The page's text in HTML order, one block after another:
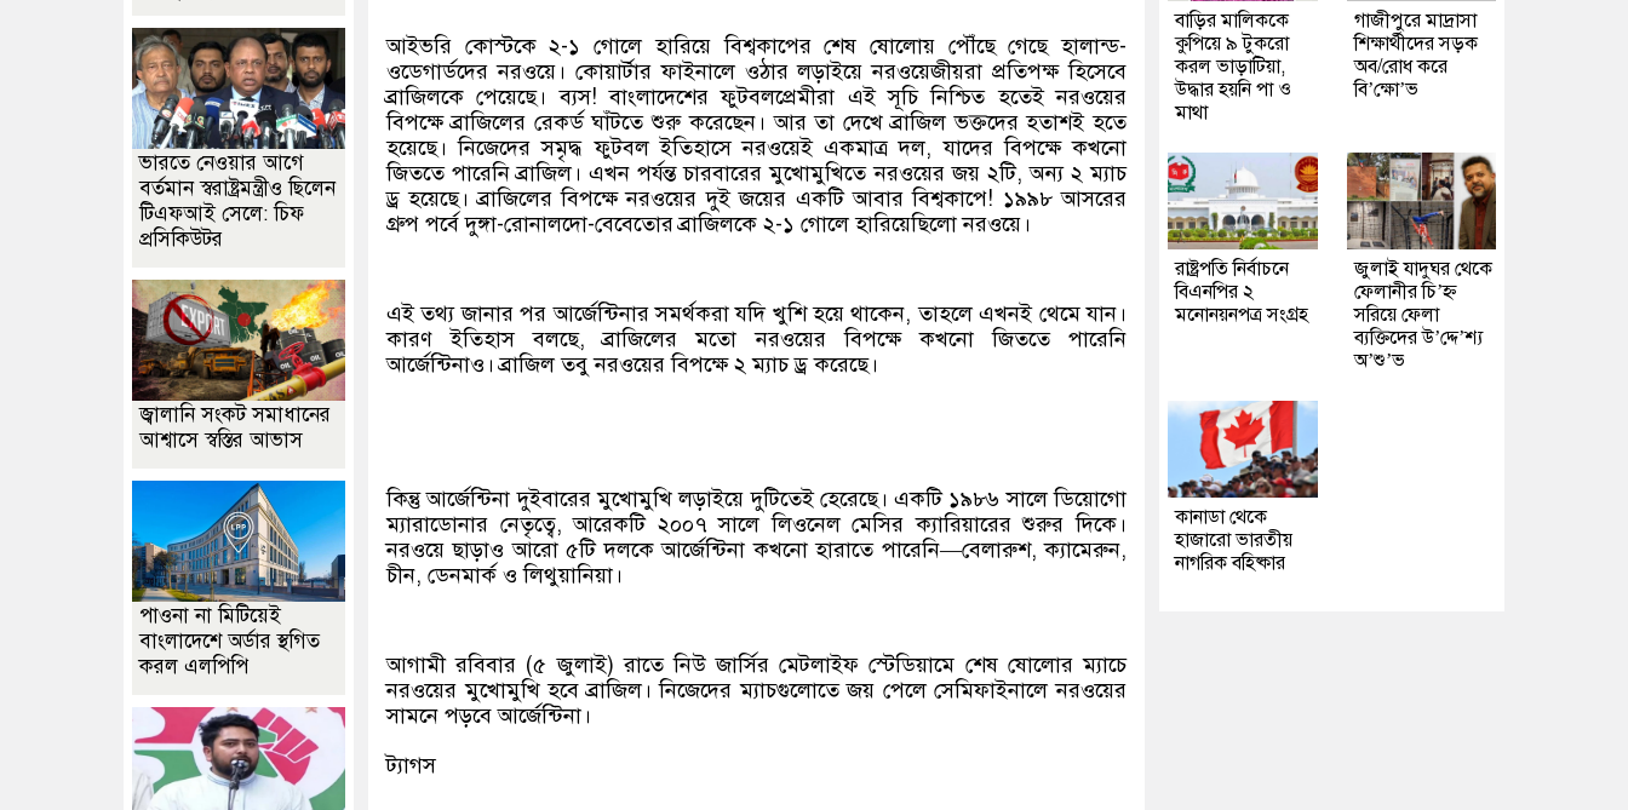
আইভরি কোস্টকে ২-১ গোলে হারিয়ে বিশ্বকাপের শেষ ষোলোয় পৌঁছে গেছে হালান্ড-
ওডেগার্ডদের নরওয়ে। কোয়ার্টার ফাইনালে ওঠার লড়াইয়ে নরওয়েজীয়রা প্রতিপক্ষ হিসেবে
ব্রাজিলকে পেয়েছে। ব্যস! বাংলাদেশের ফুটবলপ্রেমীরা এই সূচি নিশ্চিত হতেই নরওয়ের
বিপক্ষে ব্রাজিলের রেকর্ড ঘাঁটতে শুরু করেছেন। আর তা দেখে ব্রাজিল ভক্তদের হতাশই হতে
হয়েছে। নিজেদের সমৃদ্ধ ফুটবল ইতিহাসে নরওয়েই একমাত্র দল, যাদের বিপক্ষে কখনো
জিততে পারেনি ব্রাজিল। এখন পর্যন্ত চারবারের মুখোমুখিতে নরওয়ের জয় ২টি, অন্য ২ ম্যাচ
ড্র হয়েছে। ব্রাজিলের বিপক্ষে নরওয়ের দুই জয়ের একটি আবার বিশ্বকাপে! ১৯৯৮ আসরের
গ্রুপ পর্বে দুঙ্গা-রোনালদো-বেবেতোর ব্রাজিলকে ২-১ গোলে হারিয়েছিলো নরওয়ে।
এই তথ্য জানার পর আর্জেন্টিনার সমর্থকরা যদি খুশি হয়ে থাকেন, তাহলে এখনই থেমে যান।
কারণ ইতিহাস বলছে, ব্রাজিলের মতো নরওয়ের বিপক্ষে কখনো জিততে পারেনি
আর্জেন্টিনাও। ব্রাজিল তবু নরওয়ের বিপক্ষে ২ ম্যাচ ড্র করেছে।
কিন্তু আর্জেন্টিনা দুইবারের মুখোমুখি লড়াইয়ে দুটিতেই হেরেছে। একটি ১৯৮৬ সালে ডিয়োগো
ম্যারাডোনার নেতৃত্বে, আরেকটি ২০০৭ সালে লিওনেল মেসির ক্যারিয়ারের শুরুর দিকে।
নরওয়ে ছাড়াও আরো ৫টি দলকে আর্জেন্টিনা কখনো হারাতে পারেনি—বেলারুশ, ক্যামেরুন,
চীন, ডেনমার্ক ও লিথুয়ানিয়া।
আগামী রবিবার (৫ জুলাই) রাতে নিউ জার্সির মেটলাইফ স্টেডিয়ামে শেষ ষোলোর ম্যাচে
নরওয়ের মুখোমুখি হবে ব্রাজিল। নিজেদের ম্যাচগুলোতে জয় পেলে সেমিফাইনালে নরওয়ের
সামনে পড়বে আর্জেন্টিনা।
ট্যাগস
ভারতে নেওয়ার আগে
বর্তমান স্বরাষ্ট্রমন্ত্রীও ছিলেন
টিএফআই সেলে: চিফ
প্রসিকিউটর
জ্বালানি সংকট সমাধানের
আশ্বাসে স্বস্তির আভাস
পাওনা না মিটিয়েই
বাংলাদেশে অর্ডার স্থগিত
করল এলপিপি
বাড়ির মালিককে
কুপিয়ে ৯ টুকরো
করল ভাড়াটিয়া,
উদ্ধার হয়নি পা ও
মাথা
গাজীপুরে মাদ্রাসা
শিক্ষার্থীদের সড়ক
অব/রোধ করে
বি’ক্ষো’ভ
রাষ্ট্রপতি নির্বাচনে
বিএনপির ২
মনোনয়নপত্র সংগ্রহ
জুলাই যাদুঘর থেকে
ফেলানীর চি’হ্ন
সরিয়ে ফেলা
ব্যক্তিদের উ’দ্দে’শ্য
অ’শু’ভ
কানাডা থেকে
হাজারো ভারতীয়
নাগরিক বহিষ্কার